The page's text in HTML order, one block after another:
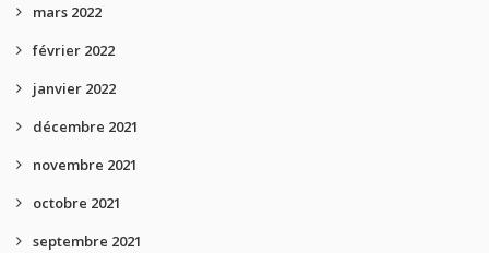
mars 2022
février 2022
janvier 2022
décembre 2021
novembre 2021
octobre 2021
septembre 2021